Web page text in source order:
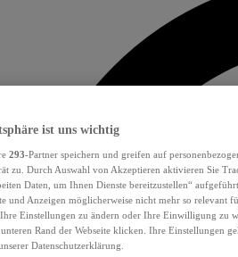
ist uns wichtig
293-Partner speichern und greifen auf
zu. Durch Auswahl von Akzeptieren aktivieren Sie
Daten, um Ihnen Dienste bereitzustellen“
und Anzeigen möglicherweise nicht mehr so relevant
Einstellungen zu ändern oder Ihre Einwilligung zu
Rand der Webseite klicken. Ihre Einstellungen
Datenschutzerklärung.